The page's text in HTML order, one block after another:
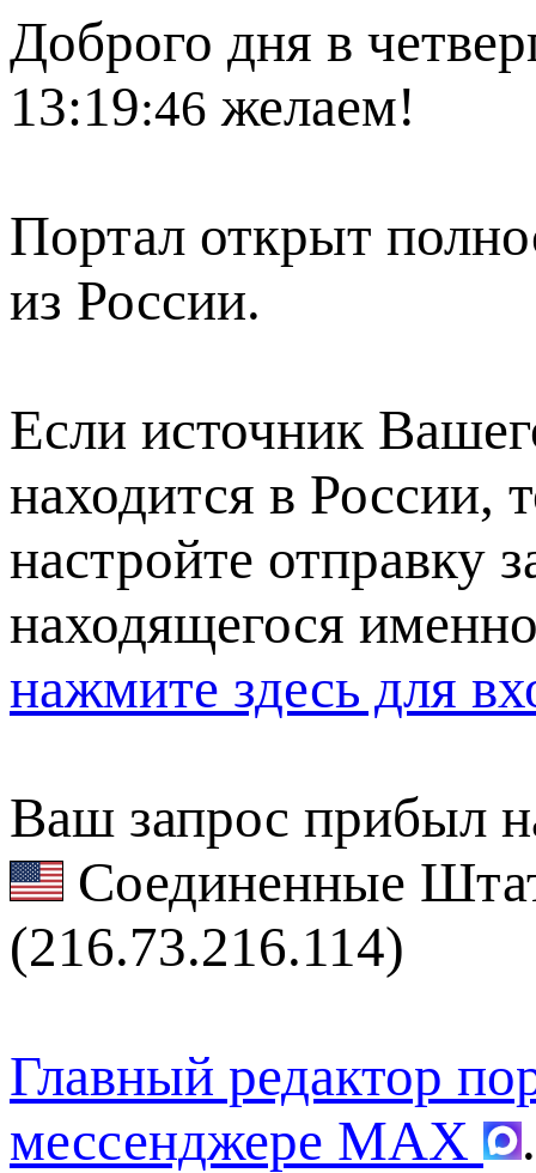
Доброго дня в
13:19:46 желаем!
Портал открыт
из России.
Если источник
находится в России,
настройте отправку
находящегося
нажмите здесь для
Ваш запрос прибыл
Соединенные
(216.73.216.114)
Главный редактор
мессенджере MAX
.